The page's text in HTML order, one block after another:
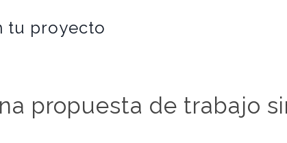
tu proyecto
propuesta de trabajo